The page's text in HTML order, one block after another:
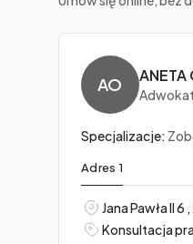
AO ANETA
Adwokat
Specjalizacje:
Adres 1
Jana Pawła II 6
Konsultacja